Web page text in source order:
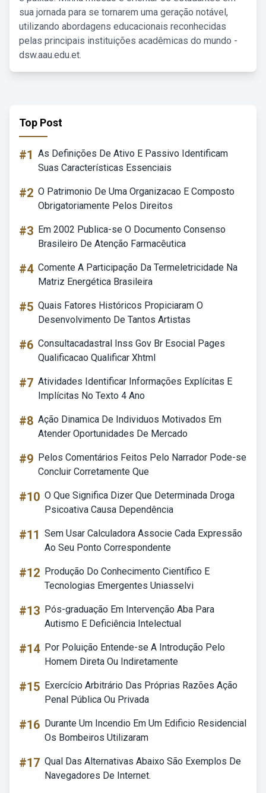
sua jornada para se tornarem uma geração notável,
utilizando abordagens educacionais reconhecidas
pelas principais instituições acadêmicas do mundo -
dsw.aau.edu.et.
Top Post
#1 As Definições De Ativo E Passivo Identificam
Suas Características Essenciais
#2 O Patrimonio De Uma Organizacao E Composto
Obrigatoriamente Pelos Direitos
#3 Em 2002 Publica-se O Documento Consenso
Brasileiro De Atenção Farmacêutica
#4 Comente A Participação Da Termeletricidade Na
Matriz Energética Brasileira
#5 Quais Fatores Históricos Propiciaram O
Desenvolvimento De Tantos Artistas
#6 Consultacadastral Inss Gov Br Esocial Pages
Qualificacao Qualificar Xhtml
#7 Atividades Identificar Informações Explícitas E
Implícitas No Texto 4 Ano
#8 Ação Dinamica De Individuos Motivados Em
Atender Oportunidades De Mercado
#9 Pelos Comentários Feitos Pelo Narrador Pode-se
Concluir Corretamente Que
#10 O Que Significa Dizer Que Determinada Droga
Psicoativa Causa Dependência
#11 Sem Usar Calculadora Associe Cada Expressão
Ao Seu Ponto Correspondente
#12 Produção Do Conhecimento Científico E
Tecnologias Emergentes Uniasselvi
#13 Pós-graduação Em Intervenção Aba Para
Autismo E Deficiência Intelectual
#14 Por Poluição Entende-se A Introdução Pelo
Homem Direta Ou Indiretamente
#15 Exercício Arbitrário Das Próprias Razões Ação
Penal Pública Ou Privada
#16 Durante Um Incendio Em Um Edificio Residencial
Os Bombeiros Utilizaram
#17 Qual Das Alternativas Abaixo São Exemplos De
Navegadores De Internet.